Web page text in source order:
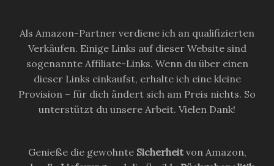
Als Amazon-Partner verdiene ich an qualifizierten
Verkäufen. Einige Links auf dieser Website sind
sogenannte Affiliate-Links. Wenn du über einen
dieser Links einkaufst, erhalte ich eine kleine
Provision – für dich ändert sich am Preis nichts. So
unterstützt du unsere Arbeit. Vielen Dank!
Genieße die gewohnte Sicherheitvon Amazon,